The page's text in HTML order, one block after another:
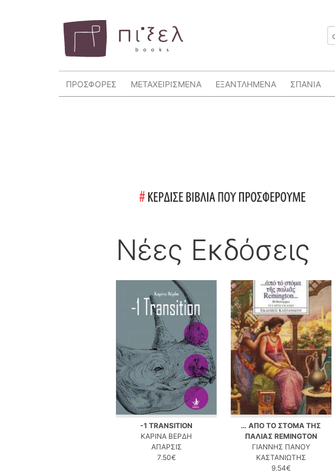
ΠΡΟΣΦΟΡΕΣ ΜΕΤΑΧΕΙΡΙΣΜΕΝΑ ΕΞΑΝΤΛΗΜΕΝΑ ΣΠΑΝΙΑ
Νέες Εκδόσεις
-1 TRANSITION
ΚΑΡΙΝΑ ΒΕΡΔΗ
ΑΠΑΡΣΙΣ
7.50€
… ΑΠΟ ΤΟ ΣΤΟΜΑ ΤΗΣ
ΠΑΛΙΑΣ REMINGTON
ΓΙΑΝΝΗΣ ΠΑΝΟΥ
ΚΑΣΤΑΝΙΩΤΗΣ
9.54€